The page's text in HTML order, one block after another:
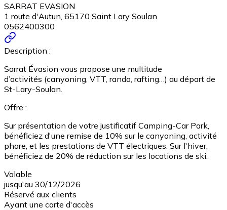
SARRAT EVASION
1 route d'Autun, 65170 Saint Lary Soulan
0562400300
Description :
Sarrat Évasion vous propose une multitude
d’activités (canyoning, VTT, rando, rafting…) au départ de
St-Lary-Soulan.
Offre :
Sur présentation de votre justificatif Camping-Car Park,
bénéficiez d'une remise de 10% sur le canyoning, activité
phare, et les prestations de VTT électriques. Sur l'hiver,
bénéficiez de 20% de réduction sur les locations de ski.
Valable
jusqu'au 30/12/2026
Réservé aux clients
Ayant une carte d'accès